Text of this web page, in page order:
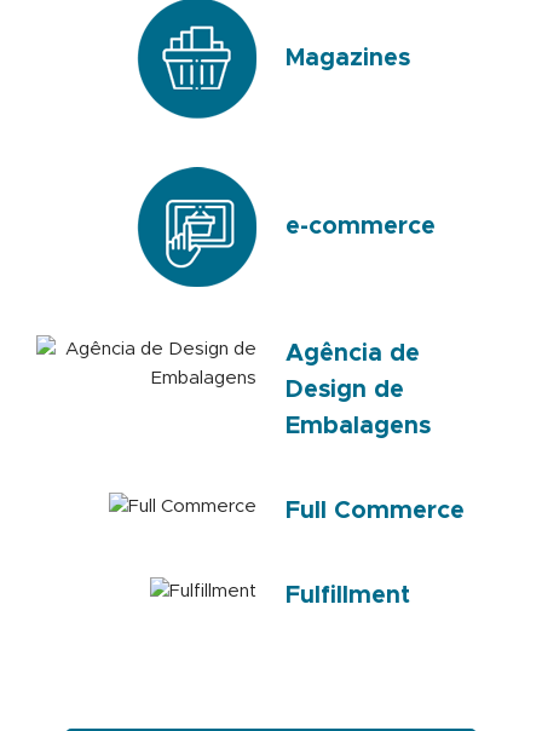
Magazines
e-commerce
Agência de
Design de
Embalagens
Full Commerce
Fulfillment